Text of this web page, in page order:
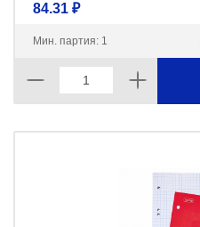
84.31 ₽
Мин. партия: 1